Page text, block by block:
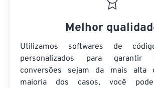
Melhor
Utilizamos softwares de
personalizados para garantir
conversões sejam da mais alta
maioria dos casos, você